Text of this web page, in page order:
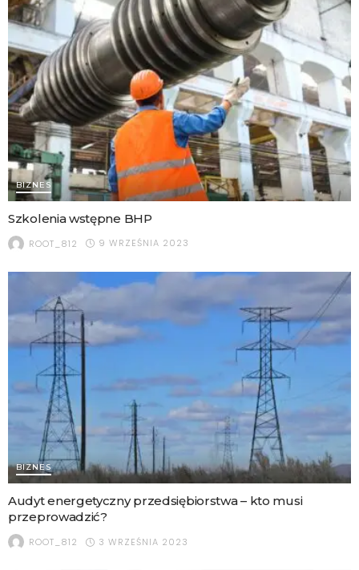
BIZNES
Szkolenia wstępne BHP
ROOT_812 9 WRZEŚNIA 2023
BIZNES
Audyt energetyczny przedsiębiorstwa – kto musi
przeprowadzić?
ROOT_812 3 WRZEŚNIA 2023